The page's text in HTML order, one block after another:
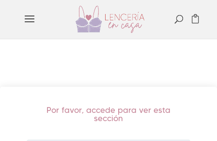
Por favor, accede para ver esta
sección